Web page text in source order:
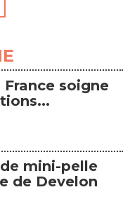
France soigne
mini-pelle
de Develon